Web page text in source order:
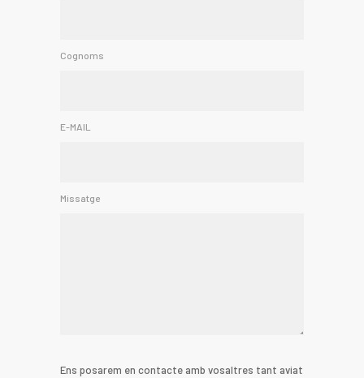
Cognoms
E-MAIL
Missatge
Ens posarem en contacte amb vosaltres tant aviat